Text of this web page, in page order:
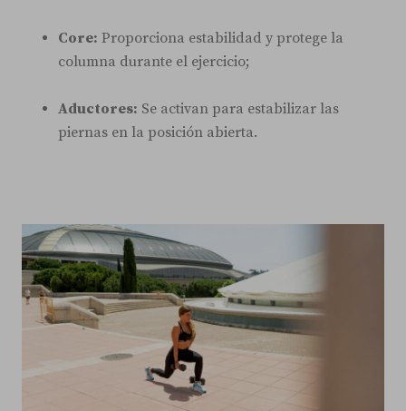
Core: Proporciona estabilidad y protege la
columna durante el ejercicio;
Aductores: Se activan para estabilizar las
piernas en la posición abierta.